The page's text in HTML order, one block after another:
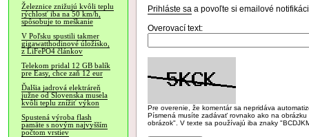
Železnice znižujú kvôli teplu
rýchlosť iba na 50 km/h,
spôsobuje to meškanie
V Poľsku spustili takmer
gigawatthodinové úložisko,
z LiFePO4 článkov
Telekom pridal 12 GB balík
pre Easy, chce zaň 12 eur
Ďalšia jadrová elektráreň
južne od Slovenska musela
kvôli teplu znížiť výkon
Spustená výroba flash
pamäte s novým najvyšším
počtom vrstiev
Prihláste sa a povoľte si emailové
Overovací text:
Pre overenie, že komentár sa nepridáva
Písmená musíte zadávať rovnako ako na
obrázok". V texte sa používajú iba znaky